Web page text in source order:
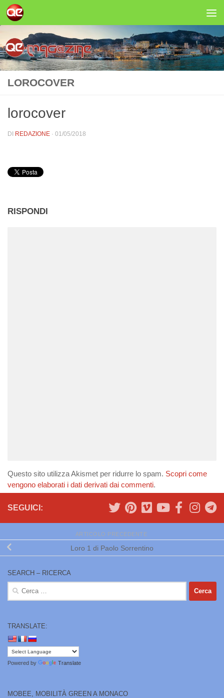
Salta al contenuto
LOROCOVER
lorocover
DI REDAZIONE · 01/05/2018
RISPONDI
Questo sito utilizza Akismet per ridurre lo spam. Scopri come
vengono elaborati i dati derivati dai commenti.
SEGUICI:
ARTICOLO PRECEDENTE
Loro 1 di Paolo Sorrentino
SEARCH – RICERCA
Ricerca
TRANSLATE:
Powered by Translate
MOBEE, MOBILITÀ GREEN A MONACO